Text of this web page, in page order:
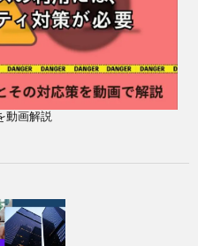
動画解説